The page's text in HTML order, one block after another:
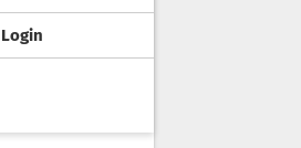
Login